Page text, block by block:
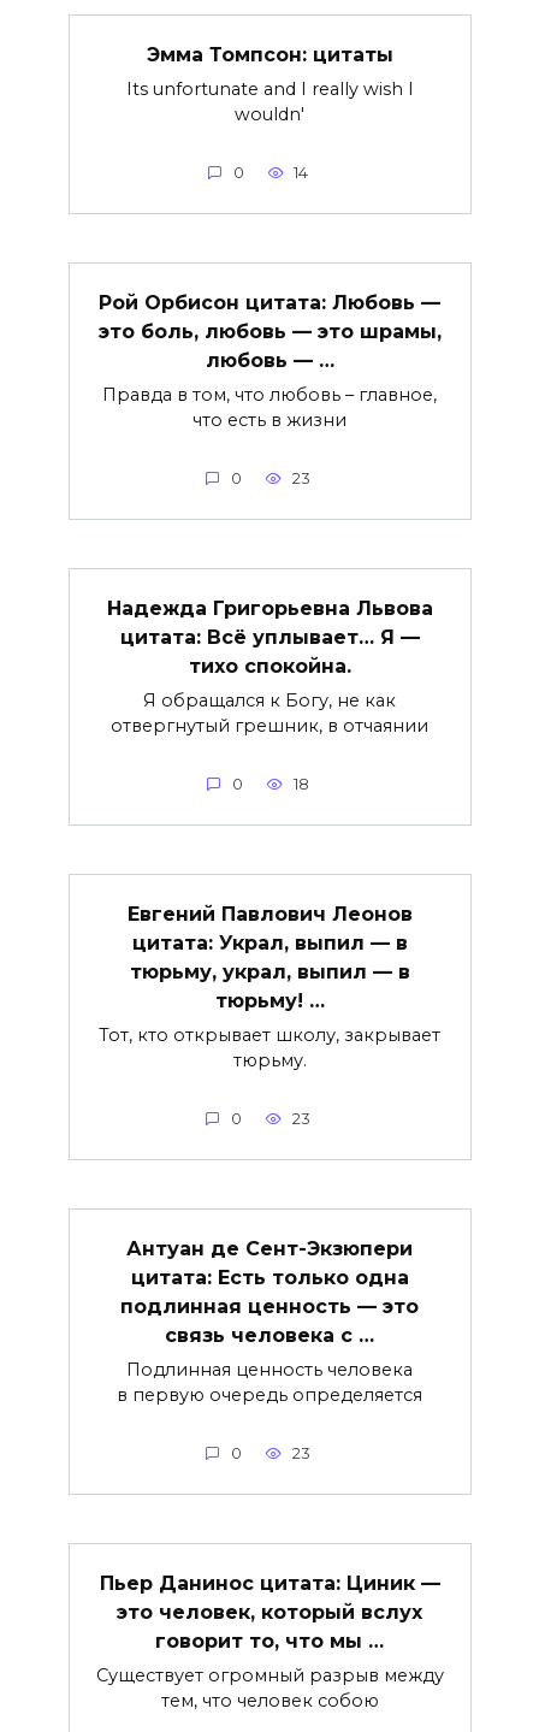
Эмма Томпсон: цитаты
Its unfortunate and I really wish I
wouldn'
0 14
Рой Орбисон цитата: Любовь —
это боль, любовь — это шрамы,
любовь — …
Правда в том, что любовь – главное,
что есть в жизни
0 23
Надежда Григорьевна Львова
цитата: Всё уплывает… Я —
тихо спокойна.
Я обращался к Богу, не как
отвергнутый грешник, в отчаянии
0 18
Евгений Павлович Леонов
цитата: Украл, выпил — в
тюрьму, украл, выпил — в
тюрьму! …
Тот, кто открывает школу, закрывает
тюрьму.
0 23
Антуан де Сент-Экзюпери
цитата: Есть только одна
подлинная ценность — это
связь человека с …
Подлинная ценность человека
в первую очередь определяется
0 23
Пьер Данинос цитата: Циник —
это человек, который вслух
говорит то, что мы …
Существует огромный разрыв между
тем, что человек собою